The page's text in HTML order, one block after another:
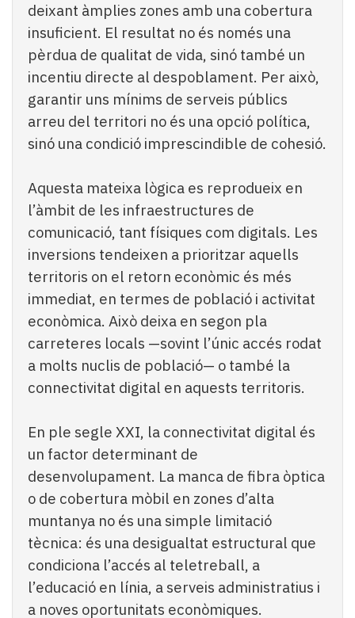
deixant àmplies zones amb una cobertura
insuficient. El resultat no és només una
pèrdua de qualitat de vida, sinó també un
incentiu directe al despoblament. Per això,
garantir uns mínims de serveis públics
arreu del territori no és una opció política,
sinó una condició imprescindible de cohesió.
Aquesta mateixa lògica es reprodueix en
l’àmbit de les infraestructures de
comunicació, tant físiques com digitals. Les
inversions tendeixen a prioritzar aquells
territoris on el retorn econòmic és més
immediat, en termes de població i activitat
econòmica. Això deixa en segon pla
carreteres locals —sovint l’únic accés rodat
a molts nuclis de població— o també la
connectivitat digital en aquests territoris.
En ple segle XXI, la connectivitat digital és
un factor determinant de
desenvolupament. La manca de fibra òptica
o de cobertura mòbil en zones d’alta
muntanya no és una simple limitació
tècnica: és una desigualtat estructural que
condiciona l’accés al teletreball, a
l’educació en línia, a serveis administratius i
a noves oportunitats econòmiques.